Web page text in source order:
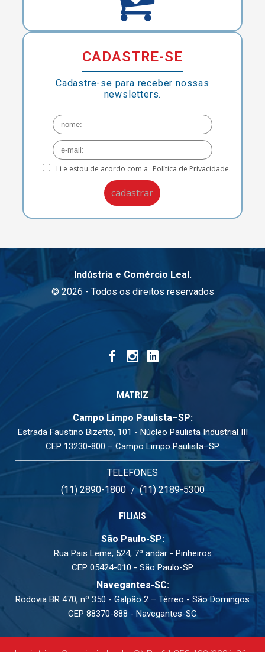
CADASTRE-SE
Cadastre-se para receber nossas
newsletters.
Li e estou de acordo com a Política de Privacidade.
Indústria e Comércio Leal.
© 2026 - Todos os direitos reservados
MATRIZ
Campo Limpo Paulista–SP:
Estrada Faustino Bizetto, 101 - Núcleo Paulista Industrial III
CEP 13230-800 – Campo Limpo Paulista–SP
TELEFONES
(11) 2890-1800/(11) 2189-5300
FILIAIS
São Paulo-SP:
Rua Pais Leme, 524, 7º andar - Pinheiros
CEP 05424-010 - São Paulo-SP
Navegantes-SC:
Rodovia BR 470, nº 350 - Galpão 2 – Térreo - São Domingos
CEP 88370-888 - Navegantes-SC